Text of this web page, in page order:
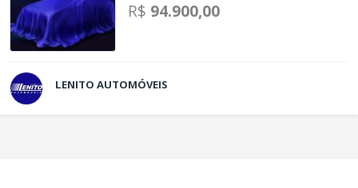
R$ 94.900,00
LENITO AUTOMÓVEIS